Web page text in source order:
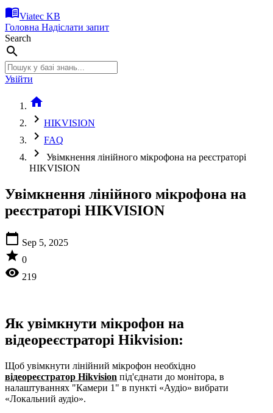
menu_bookViatec KB
Головна Надіслати запит
Search
search
Увійти
home
chevron_right HIKVISION
chevron_right FAQ
chevron_right
Увімкнення лінійного мікрофона на реєстраторі
HIKVISION
Увімкнення лінійного мікрофона на
реєстраторі HIKVISION
calendar_today Sep 5, 2025
star 0
visibility 219
Як увімкнути мікрофон на
відеореєстраторі Hikvision:
Щоб увімкнути лінійний мікрофон необхідно
відеореєстратор Hikvision під'єднати до монітора, в
налаштуваннях "Камери 1" в пункті «Аудіо» вибрати
«Локальний аудіо».